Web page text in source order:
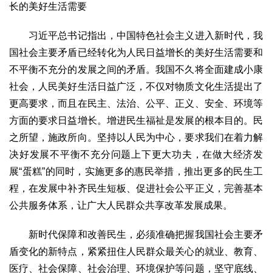
长的美好生活需要
习近平总书记指出，中国特色社会主义进入新时代，我
国社会主要矛盾已经转化为人民日益增长的美好生活需要和
不平衡不充分的发展之间的矛盾。我国不久将全面建成小康
社会，人民美好生活日益广泛，不仅对物质文化生活提出了
更高要求，而且在民主、法治、公平、正义、安全、环境等
方面的要求日益增长。增进民生福祉是发展的根本目的。民
之所望，施政所向。坚持以人民为中心，要求我们在着力解
决好发展不平衡不充分问题上下更大功夫，在做大经济发
展“蛋糕”的同时，实施更多的惠民举措，推出更多的民生工
程，在发展中补齐民生短板、促进社会公平正义，完善基本
公共服务体系，让广大人民群众共享改革发展成果。
新时代保障和改善民生，必须准确把握我国社会主要矛
盾变化的新特点，紧紧扭住人民群众最关心的就业、教育、
医疗、社会保障、社会治理、环境保护等问题，坚守底线、